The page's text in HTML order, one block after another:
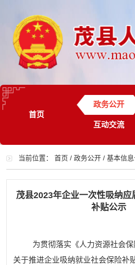
首页
政务公开
互动交流
当前位置：首页 /政务公开 /基本信
茂县2023年企业一次性吸纳应
补贴公示
为贯彻落实《人力资源社会
关于推进企业吸纳就业社会保险补